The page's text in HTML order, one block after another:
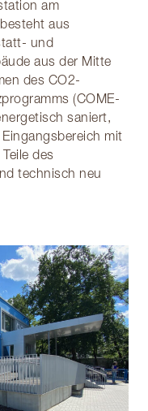
am
aus
und
aus der Mitte
des CO2-
(COME-
saniert,
mit
des
technisch neu